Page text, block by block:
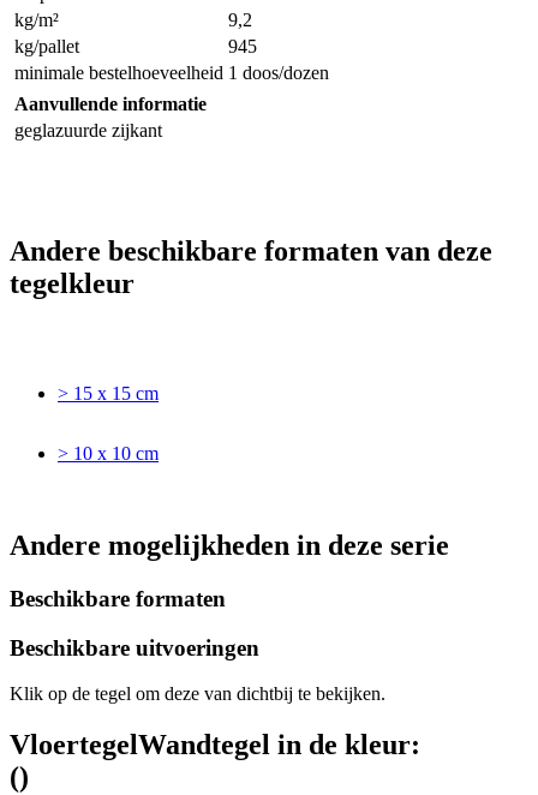
kg/m²
9,2
kg/pallet
945
minimale bestelhoeveelheid 1 doos/dozen
Aanvullende informatie
geglazuurde zijkant
Andere beschikbare formaten van deze
tegelkleur
> 15 x 15 cm
> 10 x 10 cm
Andere mogelijkheden in deze serie
Beschikbare formaten
Beschikbare uitvoeringen
Klik op de tegel om deze van dichtbij te bekijken.
VloertegelWandtegel in de kleur:
()